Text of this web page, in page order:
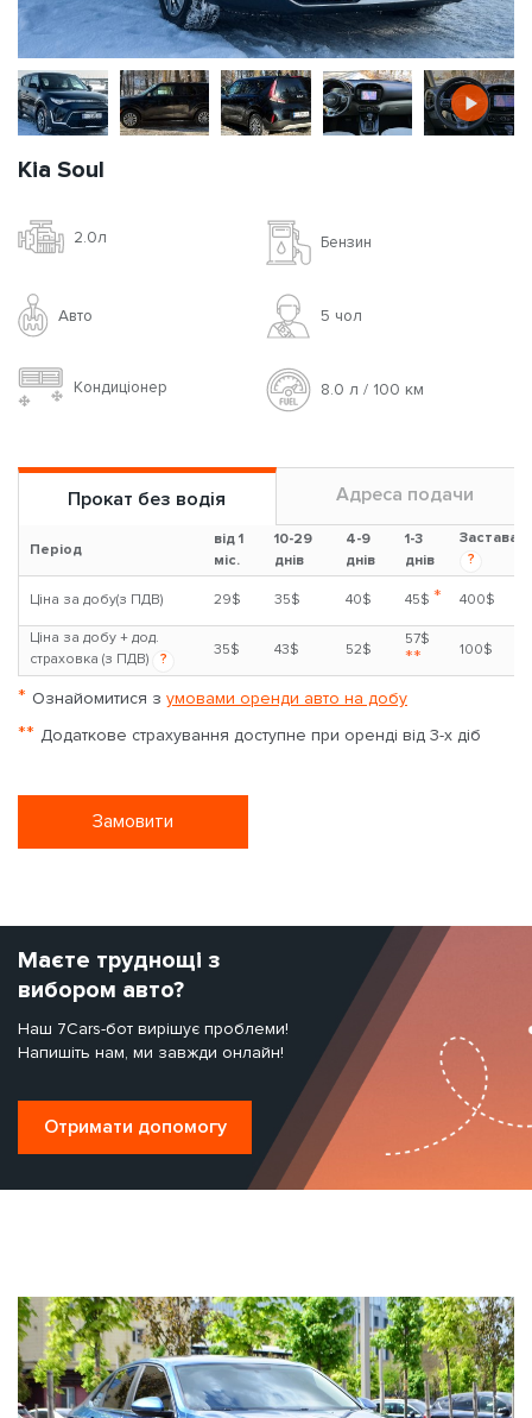
Kia Soul
2.0л Бензин
Авто 5 чoл
Кондиціонер 8.0 л / 100 км
Прокат без водія Адреса подачи
Період
від 1
міс.
10-29
днів
4-9
днів
1-3
днів
Застава
?
Ціна за добу(з ПДВ) 29$ 35$ 40$ 45$ * 400$
Ціна за добу + дод.
страховка (з ПДВ)
?
35$ 43$ 52$
57$
** 100$
* Ознайомитися з умовами оренди авто на добу
** Додаткове страхування доступне при оренді від 3-х діб
Замовити
Маєте труднощі з
вибором авто?
Наш 7Cars-бот вирішує проблеми!
Напишіть нам, ми завжди онлайн!
Отримати допомогу